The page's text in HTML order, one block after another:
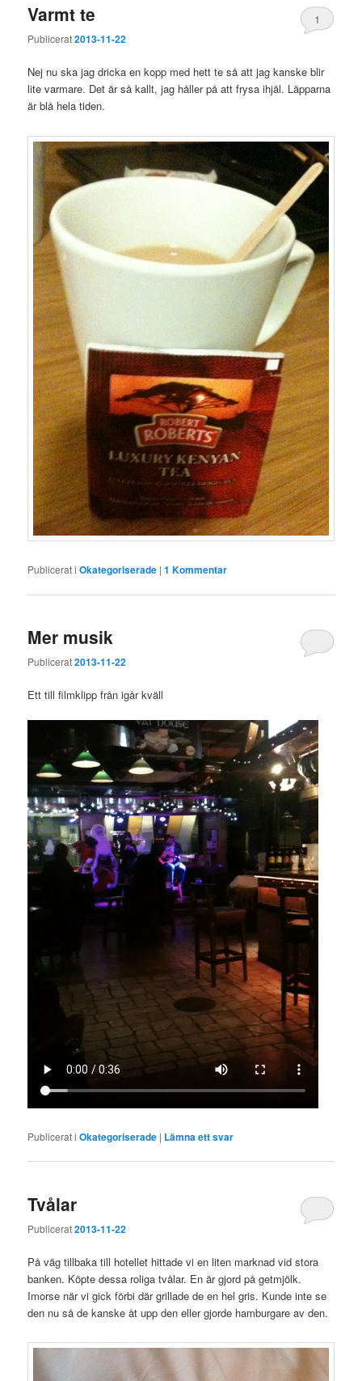
Varmt te
Publicerat2013-11-22
1
Nej nu ska jag dricka en kopp med hett te så att jag kanske blir
lite varmare. Det är så kallt, jag håller på att frysa ihjäl. Läpparna
är blå hela tiden.
Publicerat i Okategoriserade |1 Kommentar
Mer musik
Publicerat2013-11-22
Ett till filmklipp från igår kväll
Publicerat i Okategoriserade | Lämna ett svar
Tvålar
Publicerat2013-11-22
På väg tillbaka till hotellet hittade vi en liten marknad vid stora
banken. Köpte dessa roliga tvålar. En är gjord på getmjölk.
Imorse när vi gick förbi där grillade de en hel gris. Kunde inte se
den nu så de kanske åt upp den eller gjorde hamburgare av den.